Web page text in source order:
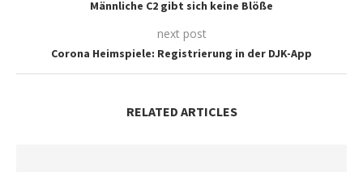
Männliche C2 gibt sich keine Blöße
next post
Corona Heimspiele: Registrierung in der DJK-App
RELATED ARTICLES